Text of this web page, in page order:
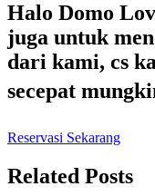
Halo Domo
juga untuk
dari kami, cs
secepat
Reservasi Sekarang
Related Posts